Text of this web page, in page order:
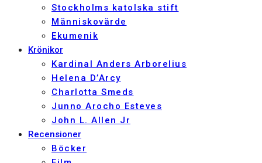
Stockholms katolska stift
Människovärde
Ekumenik
Krönikor
Kardinal Anders Arborelius
Helena D’Arcy
Charlotta Smeds
Junno Arocho Esteves
John L. Allen Jr
Recensioner
Böcker